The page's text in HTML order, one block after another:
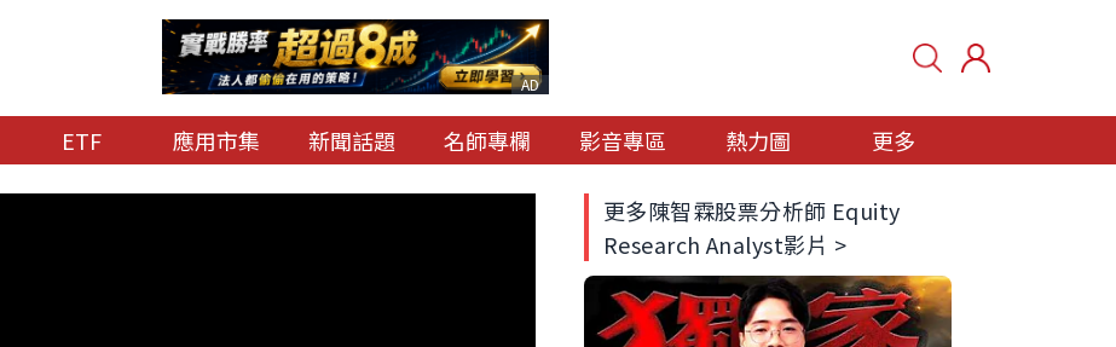
AD
ETF 應用市集 新聞話題 名師專欄 影音專區 熱力圖 更多
更多陳智霖股票分析師 Equity
Research Analyst影片 >